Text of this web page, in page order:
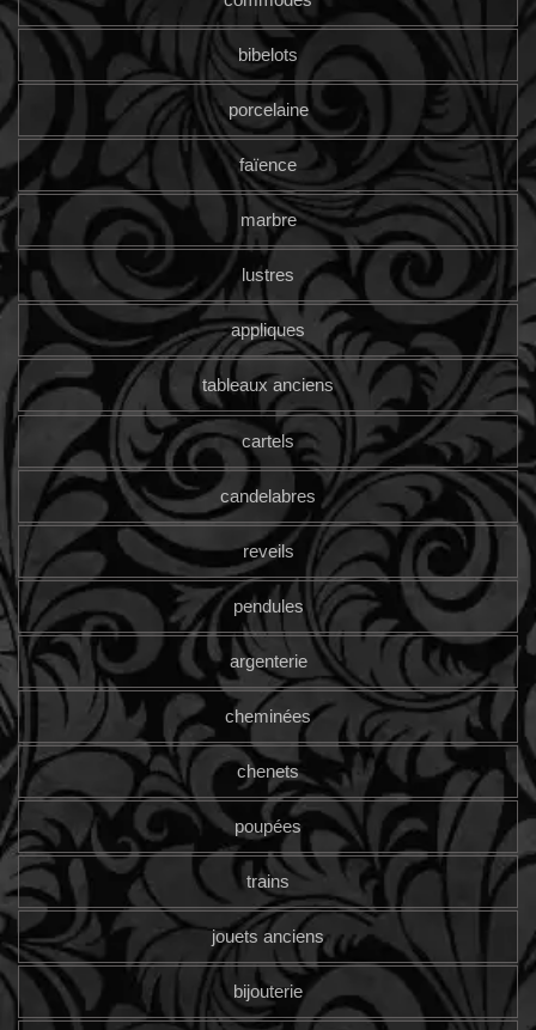
bibelots
porcelaine
faïence
marbre
lustres
appliques
tableaux anciens
cartels
candelabres
reveils
pendules
argenterie
cheminées
chenets
poupées
trains
jouets anciens
bijouterie